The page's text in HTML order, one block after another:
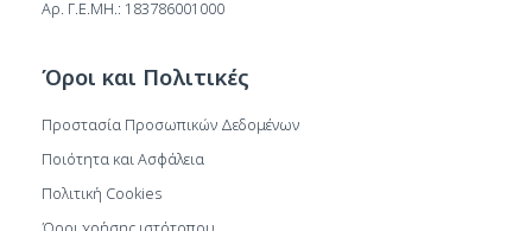
Αρ. Γ.Ε.ΜΗ.: 183786001000
Όροι και Πολιτικές
Προστασία Προσωπικών Δεδομένων
Ποιότητα και Ασφάλεια
Πολιτική Cookies